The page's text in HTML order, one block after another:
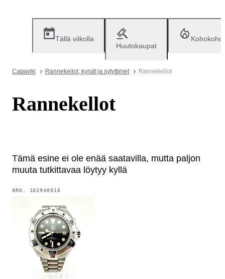
Tällä viikolla
Huutokaupat
Catawiki Rannekellot, kynät ja sytyttimet Rannekellot
Rannekellot
Tämä esine ei ole enää saatavilla, mutta paljon
muuta tutkittavaa löytyy kyllä
NRO. 102940916